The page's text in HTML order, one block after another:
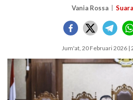
Vania Rossa
Jum'at, 20 Februari 2026 |